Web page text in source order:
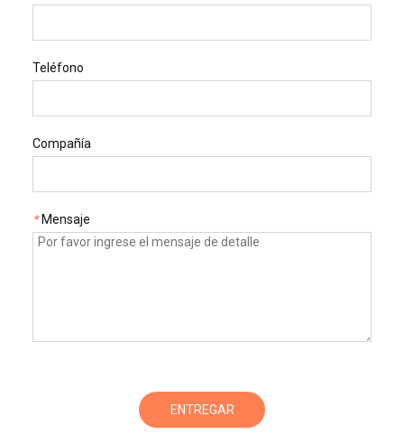
Teléfono
Compañía
* Mensaje
ENTREGAR